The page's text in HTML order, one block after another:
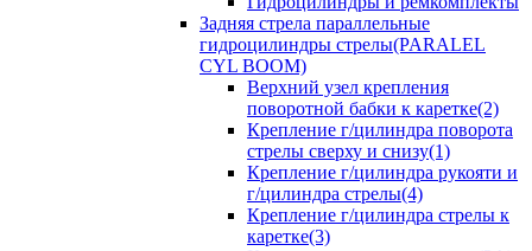
Задняя стрела параллельные
гидроцилиндры стрелы(PARALEL
CYL BOOM)
Верхний узел крепления
поворотной бабки к каретке(2)
Крепление г/цилиндра поворота
стрелы сверху и снизу(1)
Крепление г/цилиндра рукояти и
г/цилиндра стрелы(4)
Крепление г/цилиндра стрелы к
каретке(3)